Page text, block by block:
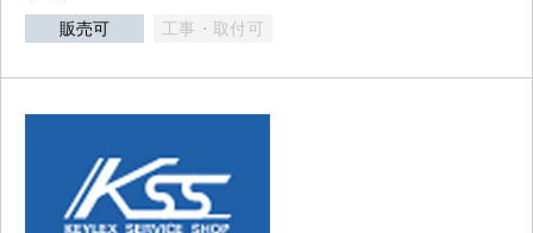
販売可 工事・取付可